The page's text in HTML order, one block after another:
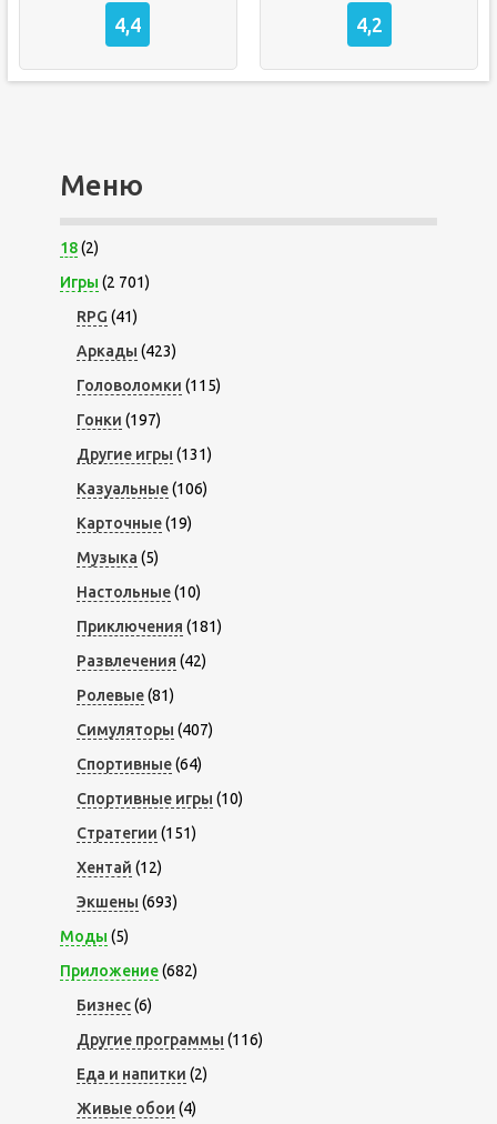
4,4 4,2
Меню
18(2)
Игры (2 701)
RPG (41)
Аркады (423)
Головоломки (115)
Гонки (197)
Другие игры (131)
Казуальные(106)
Карточные(19)
Музыка (5)
Настольные(10)
Приключения (181)
Развлечения (42)
Ролевые(81)
Симуляторы (407)
Спортивные(64)
Спортивные игры (10)
Стратегии (151)
Хентай (12)
Экшены (693)
Моды (5)
Приложение(682)
Бизнес(6)
Другие программы (116)
Еда и напитки (2)
Живые обои (4)